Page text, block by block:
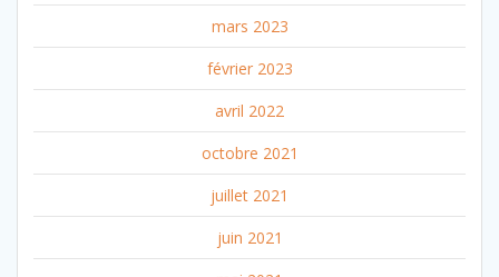
mars 2023
février 2023
avril 2022
octobre 2021
juillet 2021
juin 2021